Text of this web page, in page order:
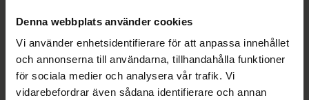
Denna webbplats använder cookies
Vi använder enhetsidentifierare för att anpassa innehållet
och annonserna till användarna, tillhandahålla funktioner
för sociala medier och analysera vår trafik. Vi
vidarebefordrar även sådana identifierare och annan
under graviditeten, våra bygel- och sömlösa
plagg förhindrar tryck på känsliga områden.
Materialet är certifierat enligt Oeko-Tex®
standard 100 och kan tvättas i maskin i upp till
60 ºC.